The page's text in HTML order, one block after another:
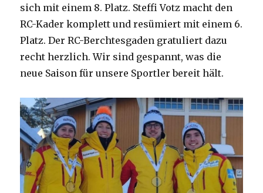
sich mit einem 8. Platz. Steffi Votz macht den
RC-Kader komplett und resümiert mit einem 6.
Platz. Der RC-Berchtesgaden gratuliert dazu
recht herzlich. Wir sind gespannt, was die
neue Saison für unsere Sportler bereit hält.